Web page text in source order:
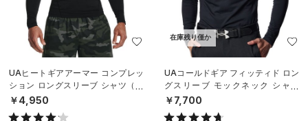
UAヒートギアアーマー コンプレッ
ション ロングスリーブ シャツ（ト
レーニング/MEN）
￥4,950
在庫残り僅か
UAコールドギア フィッティド ロン
グスリーブ モックネック シャツ
（ゴルフ/MEN）
￥7,700